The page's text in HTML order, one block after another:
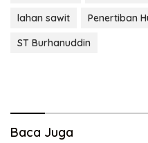
lahan sawit
Penertiban
ST Burhanuddin
Baca Juga